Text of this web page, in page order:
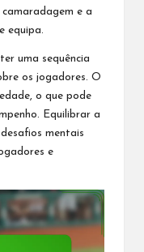
e a
equipa.
uma sequência
os jogadores. O
o que pode
Equilibrar a
mentais
e